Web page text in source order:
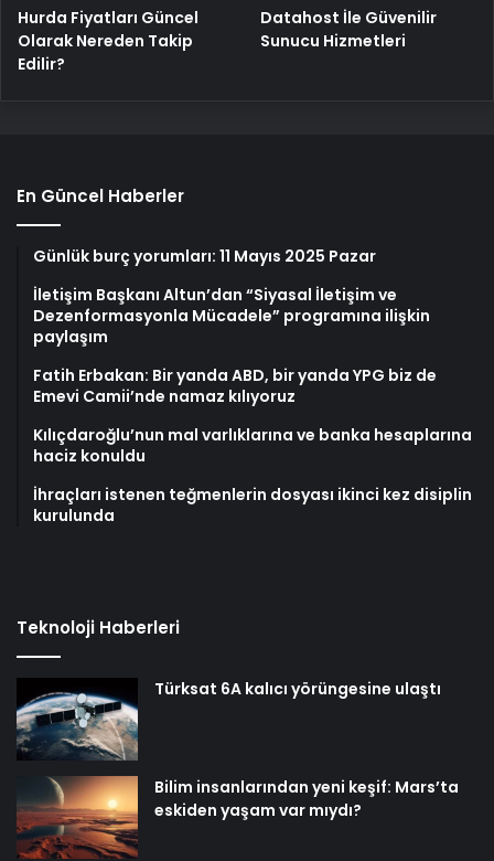
Hurda Fiyatları Güncel
Olarak Nereden Takip
Edilir?
Datahost İle Güvenilir
Sunucu Hizmetleri
En Güncel Haberler
Günlük burç yorumları: 11 Mayıs 2025 Pazar
İletişim Başkanı Altun’dan “Siyasal İletişim ve
Dezenformasyonla Mücadele” programına ilişkin
paylaşım
Fatih Erbakan: Bir yanda ABD, bir yanda YPG biz de
Emevi Camii’nde namaz kılıyoruz
Kılıçdaroğlu’nun mal varlıklarına ve banka hesaplarına
haciz konuldu
İhraçları istenen teğmenlerin dosyası ikinci kez disiplin
kurulunda
Teknoloji Haberleri
Türksat 6A kalıcı yörüngesine ulaştı
Bilim insanlarından yeni keşif: Mars’ta
eskiden yaşam var mıydı?